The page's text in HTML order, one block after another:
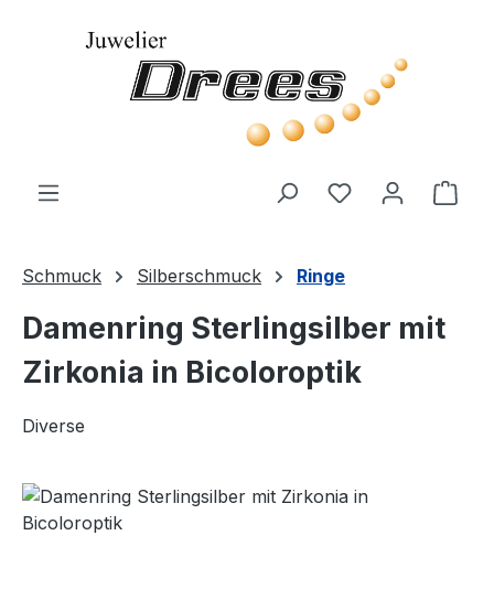
Zum Hauptinhalt springen
Du hast 0
Schmuck Silberschmuck Ringe
Damenring Sterlingsilber mit
Zirkonia in Bicoloroptik
Diverse